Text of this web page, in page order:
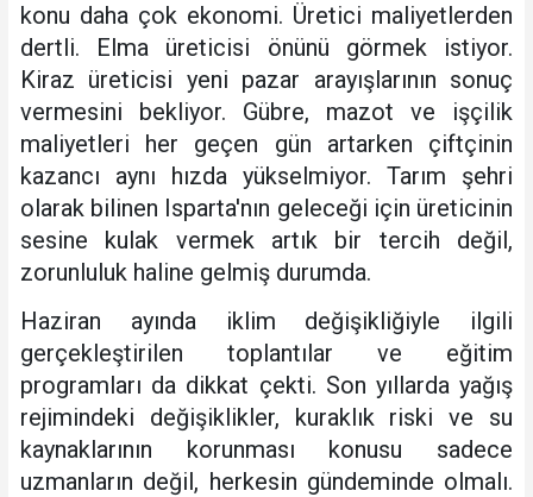
konu daha çok ekonomi. Üretici maliyetlerden
dertli. Elma üreticisi önünü görmek istiyor.
Kiraz üreticisi yeni pazar arayışlarının sonuç
vermesini bekliyor. Gübre, mazot ve işçilik
maliyetleri her geçen gün artarken çiftçinin
kazancı aynı hızda yükselmiyor. Tarım şehri
olarak bilinen Isparta'nın geleceği için üreticinin
sesine kulak vermek artık bir tercih değil,
zorunluluk haline gelmiş durumda.
Haziran ayında iklim değişikliğiyle ilgili
gerçekleştirilen toplantılar ve eğitim
programları da dikkat çekti. Son yıllarda yağış
rejimindeki değişiklikler, kuraklık riski ve su
kaynaklarının korunması konusu sadece
uzmanların değil, herkesin gündeminde olmalı.